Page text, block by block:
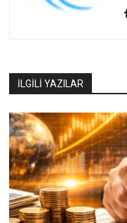
İLGİLİ YAZILAR